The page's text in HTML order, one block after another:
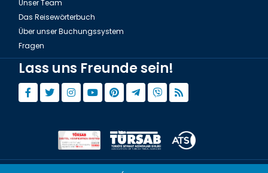
Unser Team
Das Reisewörterbuch
Über unser Buchungssystem
Fragen
Lass uns Freunde sein!